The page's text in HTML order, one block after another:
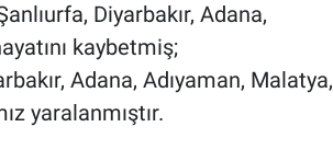
Diyarbakır, Adana,
kaybetmiş;
Adana, Adıyaman, Malatya,
yaralanmıştır.